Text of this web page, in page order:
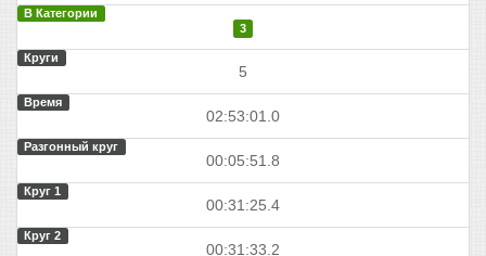
В Категории
3
Круги
5
Время
02:53:01.0
Разгонный круг
00:05:51.8
Круг 1
00:31:25.4
Круг 2
00:31:33.2